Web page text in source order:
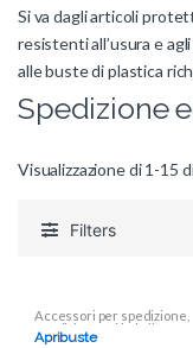
Si va dagli articoli
resistenti all’usura e
alle buste di plastica
Spedizione
Visualizzazione di 1-15
Filters
Accessori per spedizione
Spedizione ed imballo
Apribuste